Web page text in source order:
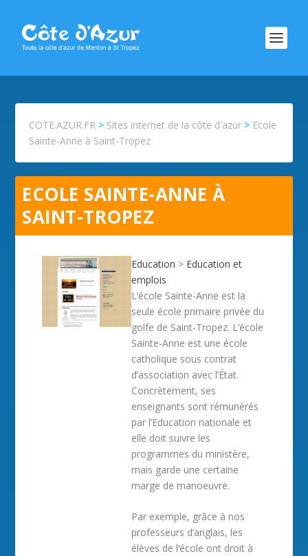
COTE.AZUR.FR > Sites internet de la côte d'azur > Ecole
Sainte-Anne à Saint-Tropez
ECOLE SAINTE-ANNE À
SAINT-TROPEZ
Education > Education et
emplois
L’école Sainte-Anne est la
seule école primaire privée du
golfe de Saint-Tropez. L’école
Sainte-Anne est une école
catholique sous contrat
d’association avec l’État.
Concrètement, ses
enseignants sont rémunérés
par l’Education nationale et
elle doit suivre les
programmes du ministère,
mais garde une certaine
marge de manoeuvre.
Par exemple, grâce à nos
professeurs d’anglais, les
élèves de l’école ont droit à